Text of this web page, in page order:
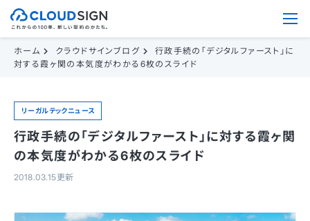
ホーム クラウドサインブログ
行政手続の「デジタルファースト」に
対する霞ヶ関の本気度がわかる6枚のスライド
リーガルテックニュース
行政手続の「デジタルファースト」に対する霞ヶ関
の本気度がわかる6枚のスライド
2018.03.15更新